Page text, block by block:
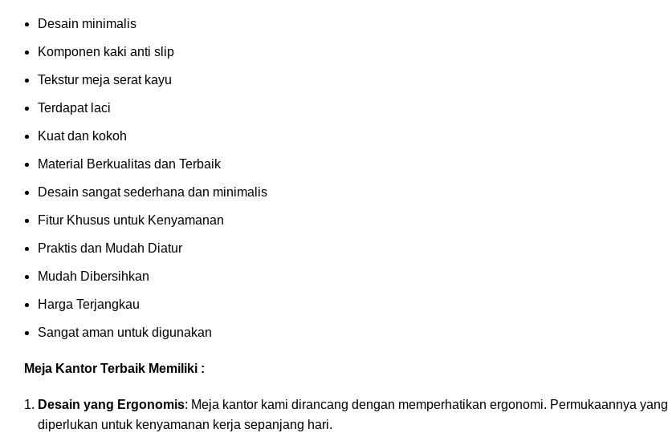
Desain minimalis
Komponen kaki anti slip
Tekstur meja serat kayu
Terdapat laci
Kuat dan kokoh
Material Berkualitas dan Terbaik
Desain sangat sederhana dan minimalis
Fitur Khusus untuk Kenyamanan
Praktis dan Mudah Diatur
Mudah Dibersihkan
Harga Terjangkau
Sangat aman untuk digunakan
Meja Kantor Terbaik Memiliki :
Desain yang Ergonomis: Meja kantor kami dirancang dengan memperhatikan ergonomi. Permukaannya
diperlukan untuk kenyamanan kerja sepanjang hari.